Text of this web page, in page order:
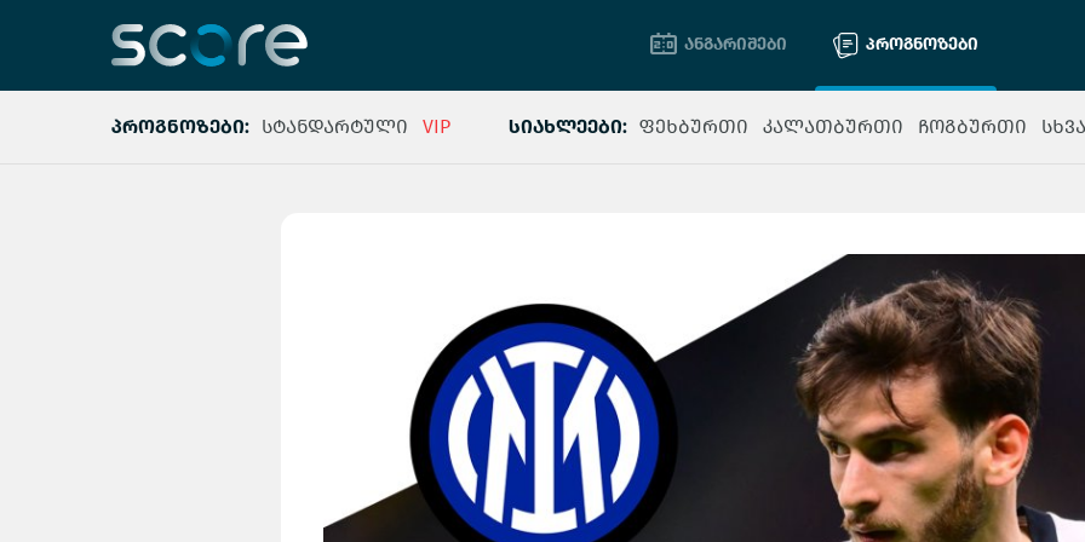
ანგარიშები პროგნოზები
პროგნოზები: სტანდარტული VIP სიახლეები: ფეხბურთი კალათბურთი ჩოგბურთი სხვა